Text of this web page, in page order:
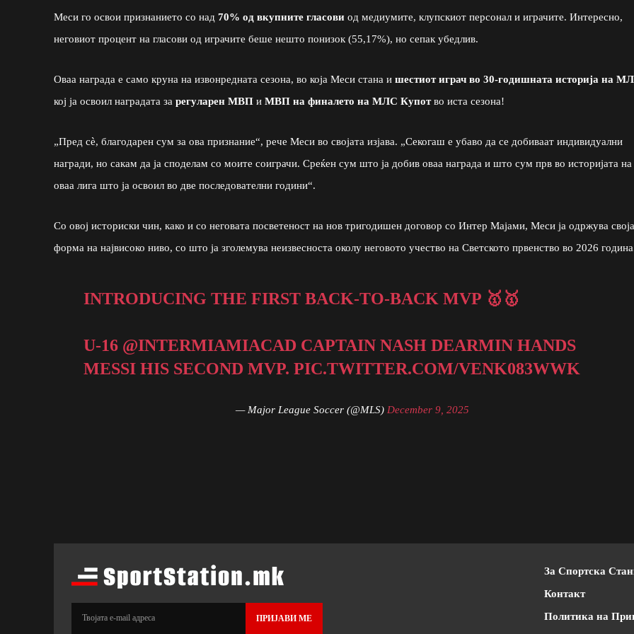
Меси го освои признанието со над 70% од вкупните гласови од медиумите, клупскиот персонал и играчите. Интересно,
неговиот процент на гласови од играчите беше нешто понизок (55,17%), но сепак убедлив.
Оваа награда е само круна на извонредната сезона, во која Меси стана и шестиот играч во 30-годишната историја на
кој ја освоил наградата за регуларен МВП и МВП на финалето на МЛС Купотво иста сезона!
„Пред сѐ, благодарен сум за ова признание“, рече Меси во својата изјава. „Секогаш е убаво да се добиваат индивидуални
награди, но сакам да ја споделам со моите соиграчи. Среќен сум што ја добив оваа награда и што сум прв во историјата на
оваа лига што ја освоил во две последователни години“.
Со овој историски чин, како и со неговата посветеност на нов тригодишен договор со Интер Мајами, Меси ја одржува
форма на највисоко ниво, со што ја зголемува неизвесноста околу неговото учество на Светското првенство во 2026
INTRODUCING THE FIRST BACK-TO-BACK MVP 🥇🥇
U-16 @INTERMIAMIACAD CAPTAIN NASH DEARMIN HANDS
MESSI HIS SECOND MVP.PIC.TWITTER.COM/VENK083WWK
— Major League Soccer (@MLS) December 9, 2025
ПРИЈАВИ МЕ
За Спортска
Контакт
Политика на